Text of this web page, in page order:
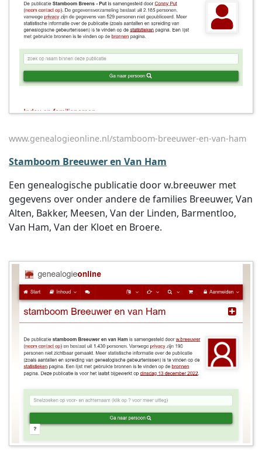
www.genealogieonline.nl/stamboom-breeuwer-en-van-ham
Stamboom Breeuwer en Van Ham
Een genealogische publicatie door w.breeuwer met
gegevens over onder andere de families Breeuwer, Van
Alten, Bakker, Meesen, Van der Linden, Barmentloo,
Van Ham, Van der Kloet en Broere.